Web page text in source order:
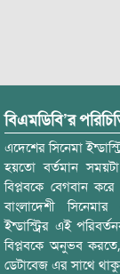
বিএমডিবি’র
এদেশের সিনেমা
হয়তো বর্তমান
বিপ্লবকে বেগবান
বাংলাদেশী
ইন্ডাস্ট্রির এই
বিপ্লবকে অনুভব করতে,
ডেটাবেজ এর সাথে